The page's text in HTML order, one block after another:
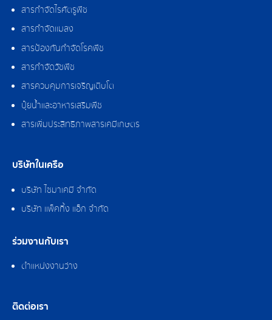
สารกำจัดไรศัตรูพืช
สารกำจัดแมลง
สารป้องกันกำจัดโรคพืช
สารกำจัดวัชพืช
สารควบคุมการเจริญเติบโต
ปุ๋ยน้ำและอาหารเสริมพืช
สารเพิ่มประสิทธิภาพสารเคมีเกษตร
บริษัทในเครือ
บริษัท ไซมาเคมี จำกัด
บริษัท แพ็คกิ้ง แอ็ก จำกัด
ร่วมงานกับเรา
ตำแหน่งงานว่าง
ติดต่อเรา